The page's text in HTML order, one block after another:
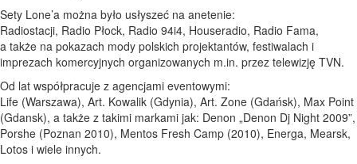
Sety Lone’a można było usłyszeć na anetenie:
Radiostacji, Radio Płock, Radio 94i4, Houseradio, Radio Fama,
a także na pokazach mody polskich projektantów, festiwalach i
imprezach komercyjnych organizowanych m.in. przez telewizję TVN.
Od lat współpracuje z agencjami eventowymi:
Life (Warszawa), Art. Kowalik (Gdynia), Art. Zone (Gdańsk), Max Point
(Gdansk), a także z takimi markami jak: Denon „Denon Dj Night 2009”,
Porshe (Poznan 2010), Mentos Fresh Camp (2010), Energa, Mearsk,
Lotos i wiele innych.